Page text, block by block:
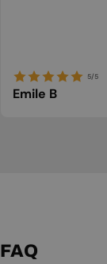
5/5
Emile B
FAQ